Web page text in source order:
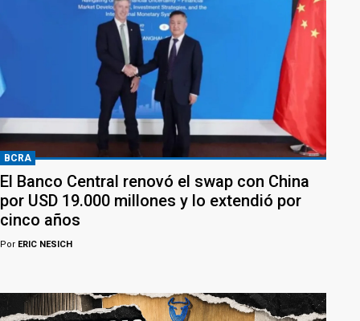
BCRA
El Banco Central renovó el swap con China
por USD 19.000 millones y lo extendió por
cinco años
Por ERIC NESICH